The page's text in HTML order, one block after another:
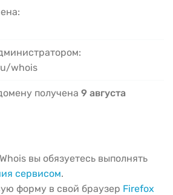
whois
получена 9 августа
вы обязуетесь выполнять
сервисом.
форму в свой браузер Firefox